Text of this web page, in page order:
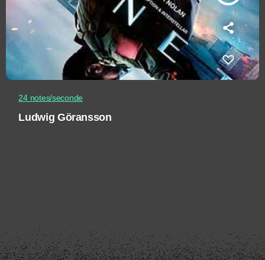
24 notes/seconde
Ludwig Göransson